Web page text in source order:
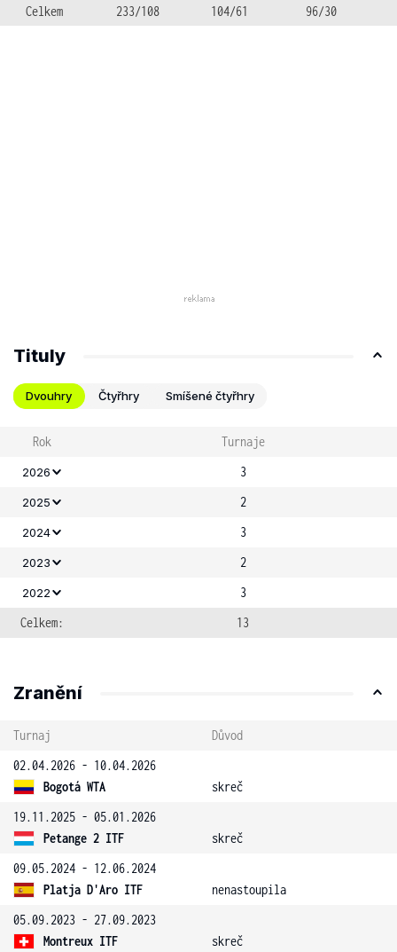
Celkem 233/108 104/61 96/30
Tituly
Dvouhry Čtyřhry Smíšené čtyřhry
Rok Turnaje
2026 3
2025 2
2024 3
2023 2
2022
3
Celkem:
13
Zranění
Turnaj
Důvod
02.04.2026 - 10.04.2026
Bogotá WTA
skreč
19.11.2025 - 05.01.2026
Petange 2 ITF
skreč
09.05.2024 - 12.06.2024
Platja D'Aro ITF
nenastoupila
05.09.2023 - 27.09.2023
Montreux ITF
skreč